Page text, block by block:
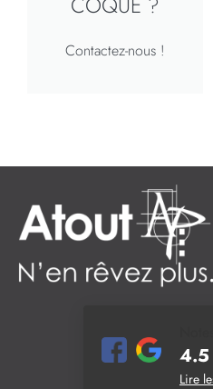
Contactez-nous !
4.5
Lire